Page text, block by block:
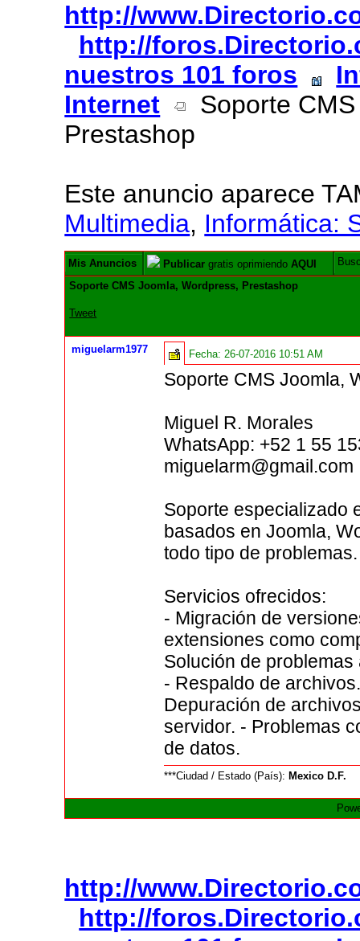
http://
http://
nuestros 101 foros
Internet
Soporte
Prestashop
Este anuncio aparece
Multimedia, Informática:
Mis Anuncios Publicar gratis oprimiendoAQUI
Soporte CMS Joomla, Wordpress, Prestashop
Tweet
miguelarm1977 Fecha:26-07-2016 10:51 AM
Soporte CMS Joomla,
Miguel R. Morales
WhatsApp: +52 1 55
miguelarm@gmail.com
Soporte especializado
basados en Joomla,
todo tipo de problemas.
Servicios ofrecidos:
- Migración de
extensiones como
Solución de
- Respaldo de
Depuración de
servidor. - Problemas
de datos.
***Ciudad / Estado (País): Mexico D.F.
http://
http://